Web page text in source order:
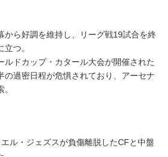
ら好調を維持し、リーグ戦19試合を終
つ。
ドカップ・カタール大会が開催された
の過密日程が危惧されており、アーセナ
ル・ジェズスが負傷離脱したCFと中盤